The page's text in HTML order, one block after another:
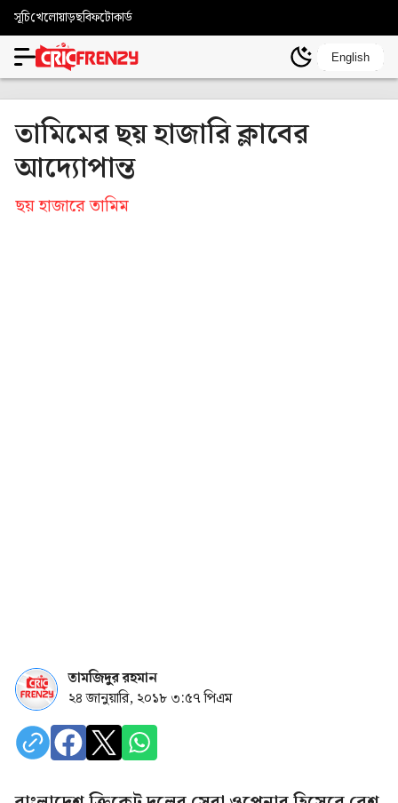
সূচিখেলোয়াড়ছবিফটোকার্ড
English
তামিমের ছয় হাজারি ক্লাবের
আদ্যোপান্ত
ছয় হাজারে তামিম
তামজিদুর রহমান
২৪ জানুয়ারি, ২০১৮ ৩:৫৭ পিএম